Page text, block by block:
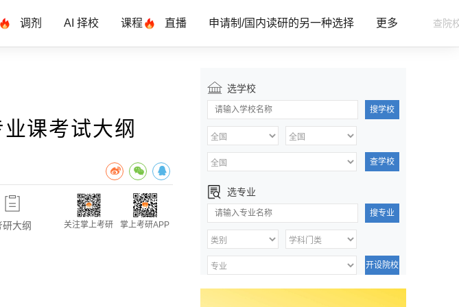
调剂 AI 择校 课程 直播 申请制/国内读研的另一种选择 更多
课考试大纲
研大纲 关注掌上考研 掌上考研APP
选学校
搜学校
查学校
选专业
搜专业
开设院校